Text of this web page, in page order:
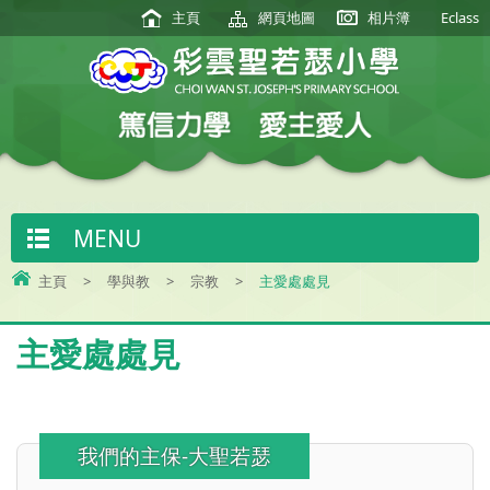
主頁 網頁地圖 相片簿 Eclass
MENU
主頁 > 學與教 > 宗教 > 主愛處處見
主愛處處見
我們的主保-大聖若瑟